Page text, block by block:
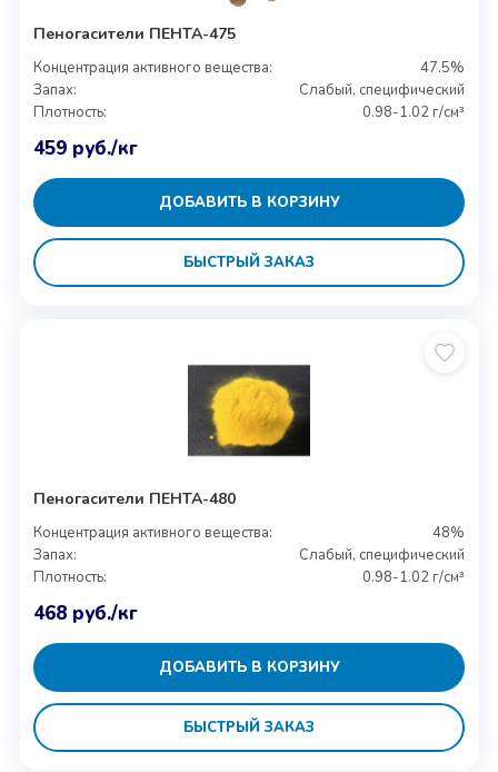
Пеногасители ПЕНТА-475
Концентрация активного вещества:
47.5%
Запах:
Слабый, специфический
Плотность:
0.98-1.02 г/см³
459 руб./кг
ДОБАВИТЬ В КОРЗИНУ
БЫСТРЫЙ ЗАКАЗ
Пеногасители ПЕНТА-480
Концентрация активного вещества:
48%
Запах:
Слабый, специфический
Плотность:
0.98-1.02 г/см³
468 руб./кг
ДОБАВИТЬ В КОРЗИНУ
БЫСТРЫЙ ЗАКАЗ